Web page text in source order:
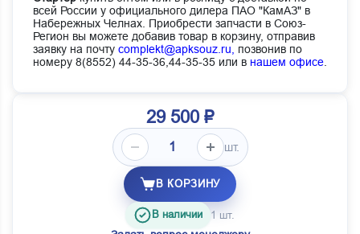
всей России у официального дилера ПАО "КамАЗ" в
Набережных Челнах. Приобрести запчасти в Союз-
Регион вы можете добавив товар в корзину, отправив
заявку на почту complekt@apksouz.ru,
позвонив по
номеру 8(8552) 44-35-36,44-35-35 или в нашем офисе
29 500 ₽
шт.
В КОРЗИНУ
В наличии 1 шт.